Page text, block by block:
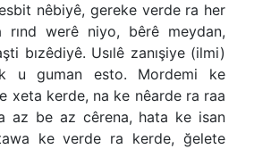
nêbiyê, gereke verde ra her
rınd werê niyo, bêrê meydan,
bızêdiyê. Usılê zanışiye (ilmi)
u guman esto. Mordemi ke
xeta kerde, na ke nêarde ra raa
az be az cêrena, hata ke isan
ke verde ra kerde, ğelete